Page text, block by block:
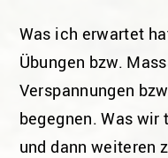
Was ich erwartet
Übungen bzw.
Verspannungen
begegnen. Was
und dann weiteren